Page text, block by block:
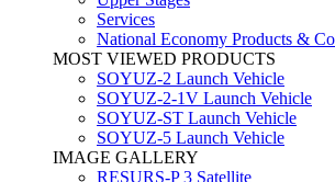
Services
National Economy Products &
MOST VIEWED PRODUCTS
SOYUZ-2 Launch Vehicle
SOYUZ-2-1V Launch Vehicle
SOYUZ-ST Launch Vehicle
SOYUZ-5 Launch Vehicle
IMAGE GALLERY
RESURS-P 3 Satellite